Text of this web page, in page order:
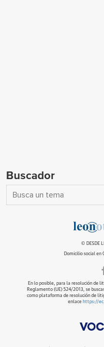
Buscador
© DESDE
Domicilio social en
En lo posible, para la resolución de
Reglamento (UE) 524/2013, se
como plataforma de resolución de
enlace https://